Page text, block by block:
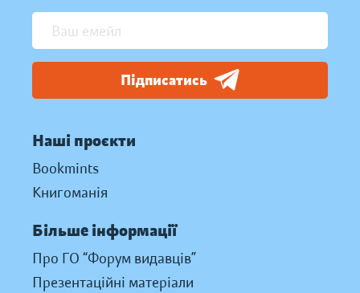
Підписатись
Наші проєкти
Bookmints
Книгоманія
Більше інформації
Про ГО “Форум видавців”
Презентаційні матеріали